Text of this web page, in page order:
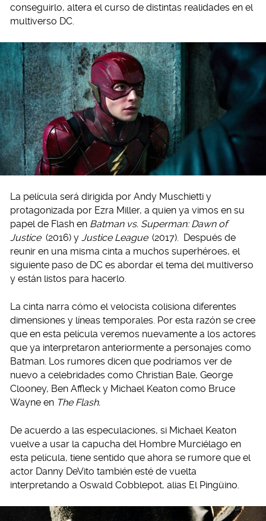
conseguirlo, altera el curso de distintas realidades en el
multiverso DC.
La película será dirigida por Andy Muschietti y
protagonizada por Ezra Miller, a quien ya vimos en su
papel de Flash en Batman vs. Superman: Dawn of
Justice (2016) y Justice League (2017). Después de
reunir en una misma cinta a muchos superhéroes, el
siguiente paso de DC es abordar el tema del multiverso
y están listos para hacerlo.
La cinta narra cómo el velocista colisiona diferentes
dimensiones y líneas temporales. Por esta razón se cree
que en esta película veremos nuevamente a los actores
que ya interpretaron anteriormente a personajes como
Batman. Los rumores dicen que podríamos ver de
nuevo a celebridades como Christian Bale, George
Clooney, Ben Affleck y Michael Keaton como Bruce
Wayne en The Flash.
De acuerdo a las especulaciones, si Michael Keaton
vuelve a usar la capucha del Hombre Murciélago en
esta película, tiene sentido que ahora se rumore que el
actor Danny DeVito también esté de vuelta
interpretando a Oswald Cobblepot, alias El Pingüino.